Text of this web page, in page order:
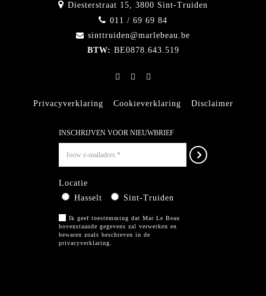
Diesterstraat 15, 3800 Sint-Truiden
011 / 69 69 84
sinttruiden@marlebeau.be
BTW: BE0878.643.519
Privacyverklaring Cookieverklaring Disclaimer
INSCHRIJVEN VOOR NIEUWBRIEF
Locatie
Hasselt
Sint-Truiden
Ik geef toestemming dat Mar Le Beau
bovenstaande gegevens zal verwerken en
bewaren zoals beschreven in de
privacyverklaring